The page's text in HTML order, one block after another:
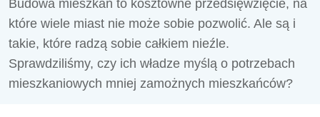
Budowa mieszkań to kosztowne przedsięwzięcie, na
które wiele miast nie może sobie pozwolić. Ale są i
takie, które radzą sobie całkiem nieźle.
Sprawdziliśmy, czy ich władze myślą o potrzebach
mieszkaniowych mniej zamożnych mieszkańców?